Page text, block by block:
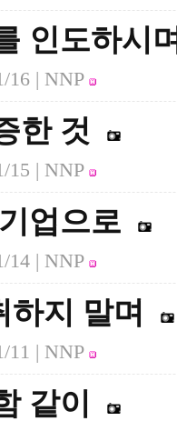
인도하시
16 | NNP
한 것
15 | NNP
업으로
14 | NNP
하지 말며
11 | NNP
같이